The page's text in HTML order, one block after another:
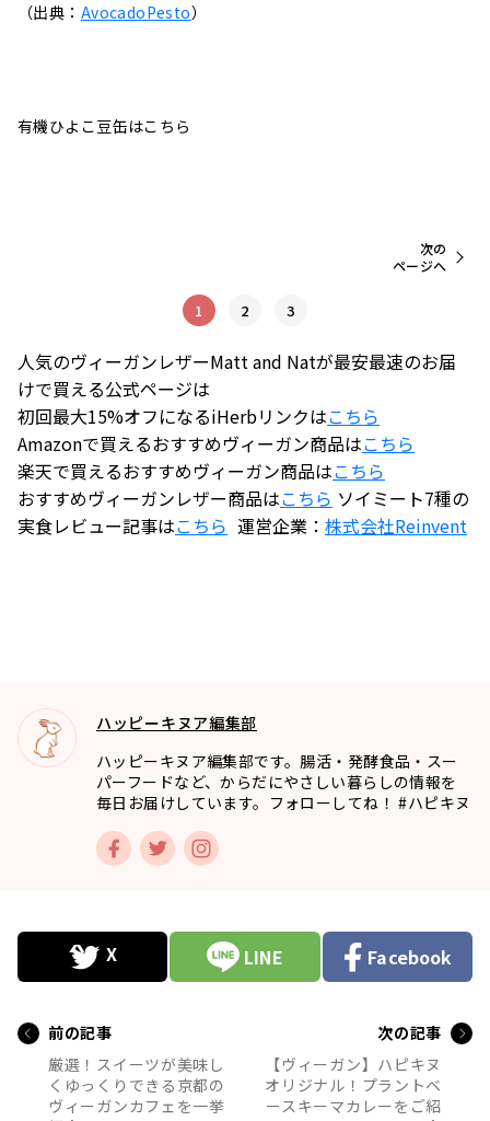
（出典： AvocadoPesto）
有機ひよこ豆缶はこちら
1 2 3
次の
ページへ
人気のヴィーガンレザーMatt and Natが最安最速のお届
けで買える公式ページは
初回最大15%オフになるiHerbリンクはこちら
Amazonで買えるおすすめヴィーガン商品はこちら
楽天で買えるおすすめヴィーガン商品はこちら
おすすめヴィーガンレザー商品はこちら ソイミート7種の
実食レビュー記事はこちら 運営企業： 株式会社Reinvent
ハッピーキヌア編集部
ハッピーキヌア編集部です。腸活・発酵食品・スー
パーフードなど、からだにやさしい暮らしの情報を
毎日お届けしています。フォローしてね！ #ハピキヌ
LINE Facebook
前の記事
厳選！スイーツが美味し
くゆっくりできる京都の
ヴィーガンカフェを一挙
次の記事
【ヴィーガン】ハピキヌ
オリジナル！プラントベ
ースキーマカレーをご紹